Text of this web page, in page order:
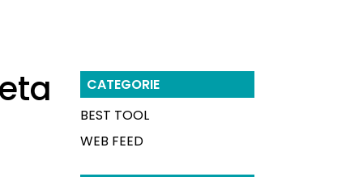
CATEGORIE
BEST TOOL
WEB FEED